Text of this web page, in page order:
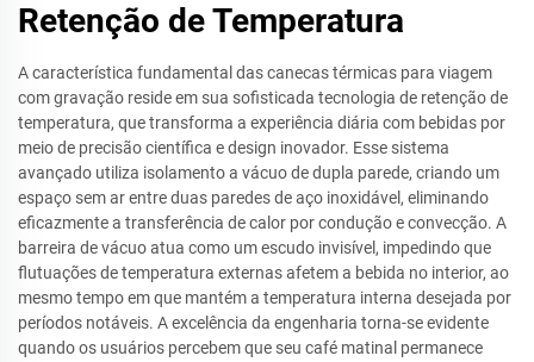
Retenção de Temperatura
A característica fundamental das canecas térmicas para viagem
com gravação reside em sua sofisticada tecnologia de retenção de
temperatura, que transforma a experiência diária com bebidas por
meio de precisão científica e design inovador. Esse sistema
avançado utiliza isolamento a vácuo de dupla parede, criando um
espaço sem ar entre duas paredes de aço inoxidável, eliminando
eficazmente a transferência de calor por condução e convecção. A
barreira de vácuo atua como um escudo invisível, impedindo que
flutuações de temperatura externas afetem a bebida no interior, ao
mesmo tempo em que mantém a temperatura interna desejada por
períodos notáveis. A excelência da engenharia torna-se evidente
quando os usuários percebem que seu café matinal permanece